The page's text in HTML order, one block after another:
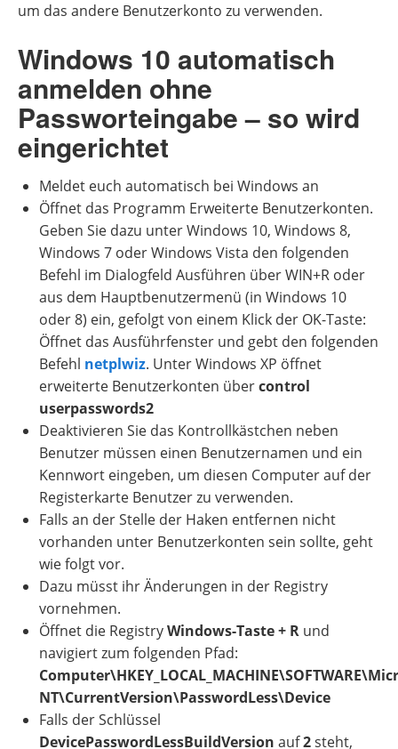
um das andere Benutzerkonto zu verwenden.
Windows 10 automatisch
anmelden ohne
Passworteingabe – so wird
eingerichtet
Meldet euch automatisch bei Windows an
Öffnet das Programm Erweiterte Benutzerkonten.
Geben Sie dazu unter Windows 10, Windows 8,
Windows 7 oder Windows Vista den folgenden
Befehl im Dialogfeld Ausführen über WIN+R oder
aus dem Hauptbenutzermenü (in Windows 10
oder 8) ein, gefolgt von einem Klick der OK-Taste:
Öffnet das Ausführfenster und gebt den folgenden
Befehl netplwiz. Unter Windows XP öffnet
erweiterte Benutzerkonten übercontrol
userpasswords2
Deaktivieren Sie das Kontrollkästchen neben
Benutzer müssen einen Benutzernamen und ein
Kennwort eingeben, um diesen Computer auf der
Registerkarte Benutzer zu verwenden.
Falls an der Stelle der Haken entfernen nicht
vorhanden unter Benutzerkonten sein sollte, geht
wie folgt vor.
Dazu müsst ihr Änderungen in der Registry
vornehmen.
Öffnet die RegistryWindows-Taste + R und
navigiert zum folgenden Pfad:
NT\CurrentVersion\PasswordLess\Device
Falls der Schlüssel
DevicePasswordLessBuildVersion auf2steht,